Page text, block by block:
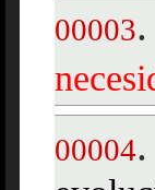
00003.
00004.